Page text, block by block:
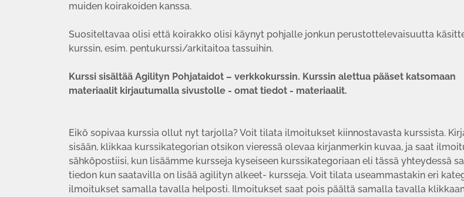
muiden koirakoiden kanssa.
Suositeltavaa olisi että koirakko olisi käynyt pohjalle jonkun perustottelevaisuutta
kurssin, esim. pentukurssi/arkitaitoa tassuihin.
Kurssi sisältää Agilityn Pohjataidot – verkkokurssin. Kurssin alettua pääset katsomaan
materiaalit kirjautumalla sivustolle - omat tiedot - materiaalit.
Eikö sopivaa kurssia ollut nyt tarjolla? Voit tilata ilmoitukset kiinnostavasta kurssista.
sisään, klikkaa kurssikategorian otsikon vieressä olevaa kirjanmerkin kuvaa, ja saat
sähköpostiisi, kun lisäämme kursseja kyseiseen kurssikategoriaan eli tässä yhteydessä
tiedon kun saatavilla on lisää agilityn alkeet- kursseja. Voit tilata useammastakin eri
ilmoitukset samalla tavalla helposti. Ilmoitukset saat pois päältä samalla tavalla